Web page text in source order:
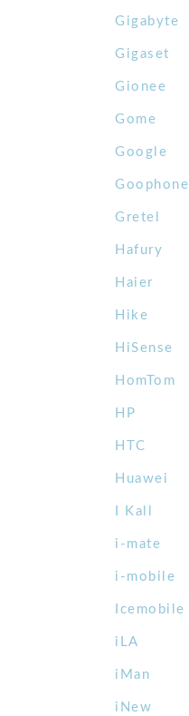
Gigabyte
Gigaset
Gionee
Gome
Google
Goophone
Gretel
Hafury
Haier
Hike
HiSense
HomTom
HP
HTC
Huawei
I Kall
i-mate
i-mobile
Icemobile
iLA
iMan
iNew